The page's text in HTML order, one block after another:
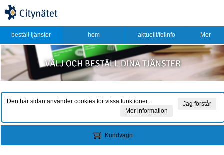
beställ tjänster hem aktuellt/felinfo Mer
Den här sidan använder cookies för vissa funktioner:
Jag förstår
Mer information
Kundvagn